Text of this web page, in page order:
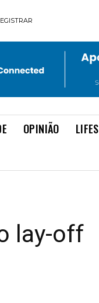
OPINIÃO
lay-off